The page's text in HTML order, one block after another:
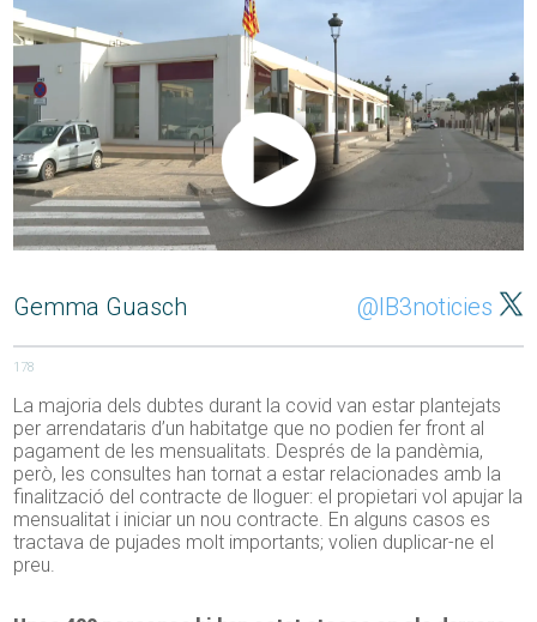
Gemma Guasch @IB3noticies
178
La majoria dels dubtes durant la covid van estar plantejats
per arrendataris d’un habitatge que no podien fer front al
pagament de les mensualitats. Després de la pandèmia,
però, les consultes han tornat a estar relacionades amb la
finalització del contracte de lloguer: el propietari vol apujar la
mensualitat i iniciar un nou contracte. En alguns casos es
tractava de pujades molt importants; volien duplicar-ne el
preu.